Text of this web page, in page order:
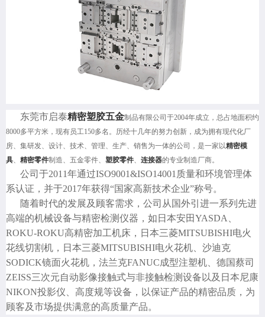
东莞市启泰精密塑胶五金制品有限公司于2004年成立，总占地面积约
8000多平方米，现有员工150多名。历经十几年的努力创新，成为拥有现代化厂
房、集研发、设计、技术、管理、生产、销售为一体的公司，是一家以精密模
具、 精密零件制造、五金零件、 塑胶零件、 连接器的专业制造厂商。
公司于2011年通过ISO9001&ISO14001质量和环境管理体
系认证，并于2017年获得“国家高新技术企业”称号。
随着时代的发展及顾客需求，公司从国外引进一系列先进
高端的机械设备与精密检测仪器，如日本安田YASDA、
ROKU-ROKU高精密加工机床，日本三菱MITSUBISHI电火
花线切割机，日本三菱MITSUBISHI电火花机、沙迪克
SODICK镜面火花机，法兰克FANUC成型注塑机、德国蔡司
ZEISS三次元自动影像接触式与非接触检测设备以及日本尼康
NIKON投影仪、高度规等设备，以保证产品的精密品质，为
顾客及市场提供满意的高质量产品。